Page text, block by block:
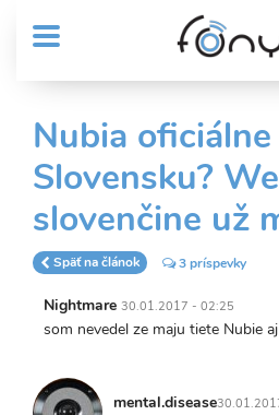
obsah
MENU
Sub
Header
menu
User
account
menu
Nubia
Slovensku?
slovenčine už
Späť na článok 3 príspevky
Nightmare 30.01.2017 - 02:25
som nevedel ze maju tiete Nubie
mental.disease